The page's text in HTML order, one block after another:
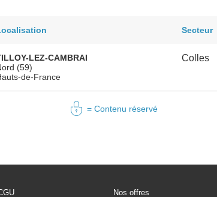
Secteur
LEZ-CAMBRAI
(59)
de-France
Colles
= Contenu réservé
Nos offres